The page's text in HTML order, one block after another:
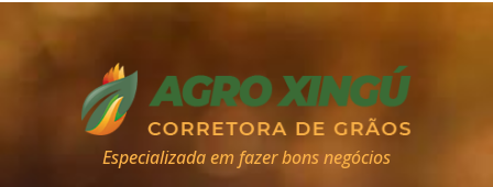
Especializada em fazer bons negócios